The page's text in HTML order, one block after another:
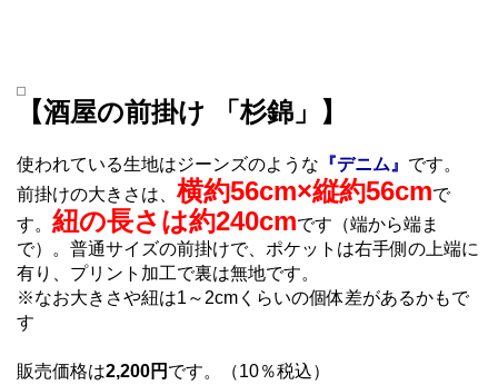
【酒屋の前掛け 「杉錦」】
使われている生地はジーンズのような 『デニム』 です。
前掛けの大きさは、 横約56cm×縦約56cmで
す。 紐の長さは約240cmです（端から端ま
で）。普通サイズの前掛けで、ポケットは右手側の上端に
有り、プリント加工で裏は無地です。
※なお大きさや紐は1～2cmくらいの個体差があるかもで
す
販売価格は2,200円 です。（10％税込）